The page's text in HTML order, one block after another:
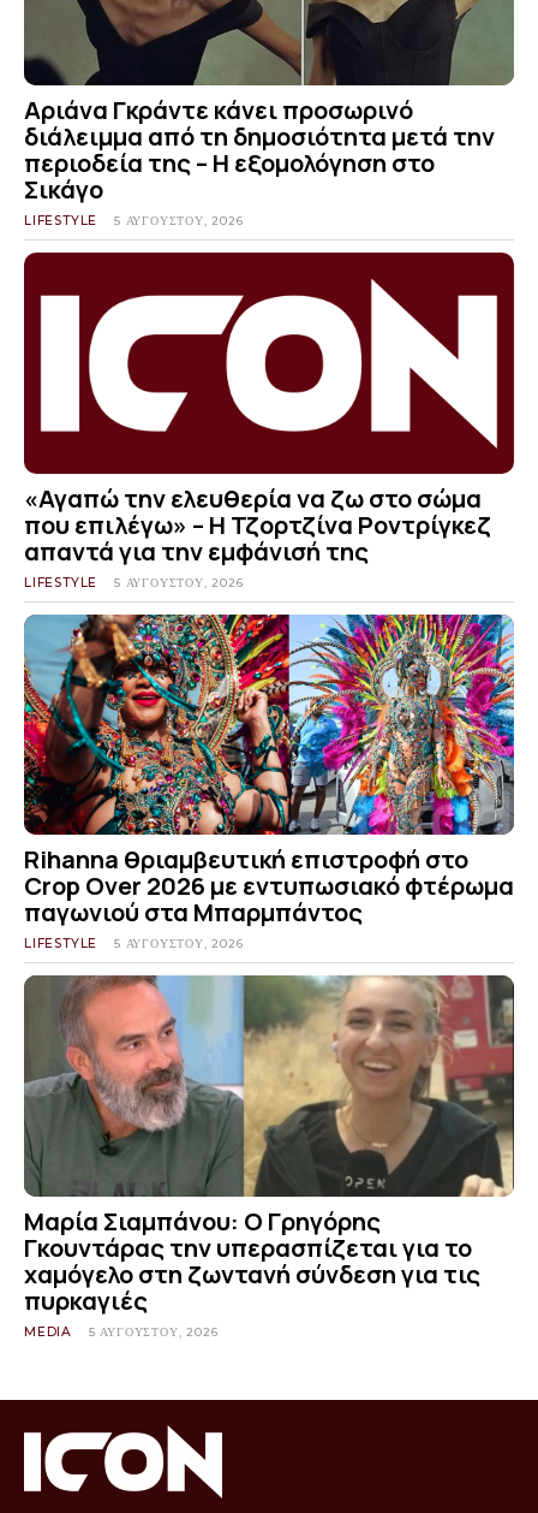
Αριάνα Γκράντε κάνει προσωρινό
διάλειμμα από τη δημοσιότητα μετά την
περιοδεία της – Η εξομολόγηση στο
Σικάγο
LIFESTYLE 5 ΑΥΓΟΎΣΤΟΥ, 2026
«Αγαπώ την ελευθερία να ζω στο σώμα
που επιλέγω» – Η Τζορτζίνα Ροντρίγκεζ
απαντά για την εμφάνισή της
LIFESTYLE 5 ΑΥΓΟΎΣΤΟΥ, 2026
Rihanna θριαμβευτική επιστροφή στο
Crop Over 2026 με εντυπωσιακό φτέρωμα
παγωνιού στα Μπαρμπάντος
LIFESTYLE 5 ΑΥΓΟΎΣΤΟΥ, 2026
Μαρία Σιαμπάνου: Ο Γρηγόρης
Γκουντάρας την υπερασπίζεται για το
χαμόγελο στη ζωντανή σύνδεση για τις
πυρκαγιές
MEDIA 5 ΑΥΓΟΎΣΤΟΥ, 2026